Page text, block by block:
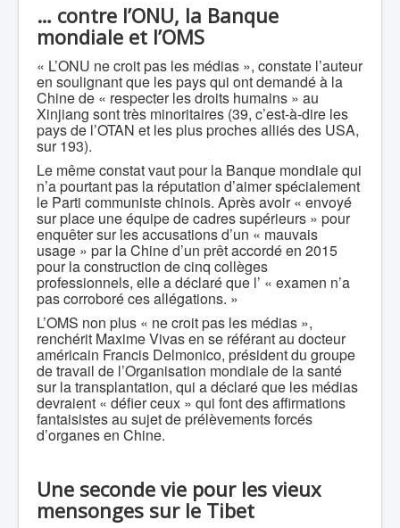
… contre l’ONU, la Banque
mondiale et l’OMS
« L’ONU ne croit pas les médias », constate l’auteur
en soulignant que les pays qui ont demandé à la
Chine de « respecter les droits humains » au
Xinjiang sont très minoritaires (39, c’est-à-dire les
pays de l’OTAN et les plus proches alliés des USA,
sur 193).
Le même constat vaut pour la Banque mondiale qui
n’a pourtant pas la réputation d’aimer spécialement
le Parti communiste chinois. Après avoir « envoyé
sur place une équipe de cadres supérieurs » pour
enquêter sur les accusations d’un « mauvais
usage » par la Chine d’un prêt accordé en 2015
pour la construction de cinq collèges
professionnels, elle a déclaré que l’ « examen n’a
pas corroboré ces allégations. »
L’OMS non plus « ne croit pas les médias »,
renchérit Maxime Vivas en se référant au docteur
américain Francis Delmonico, président du groupe
de travail de l’Organisation mondiale de la santé
sur la transplantation, qui a déclaré que les médias
devraient « défier ceux » qui font des affirmations
fantaisistes au sujet de prélèvements forcés
d’organes en Chine.
Une seconde vie pour les vieux
mensonges sur le Tibet